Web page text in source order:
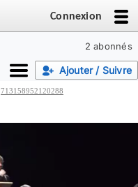
Connexion
2 abonnés
Ajouter / Suivre
713158952120288